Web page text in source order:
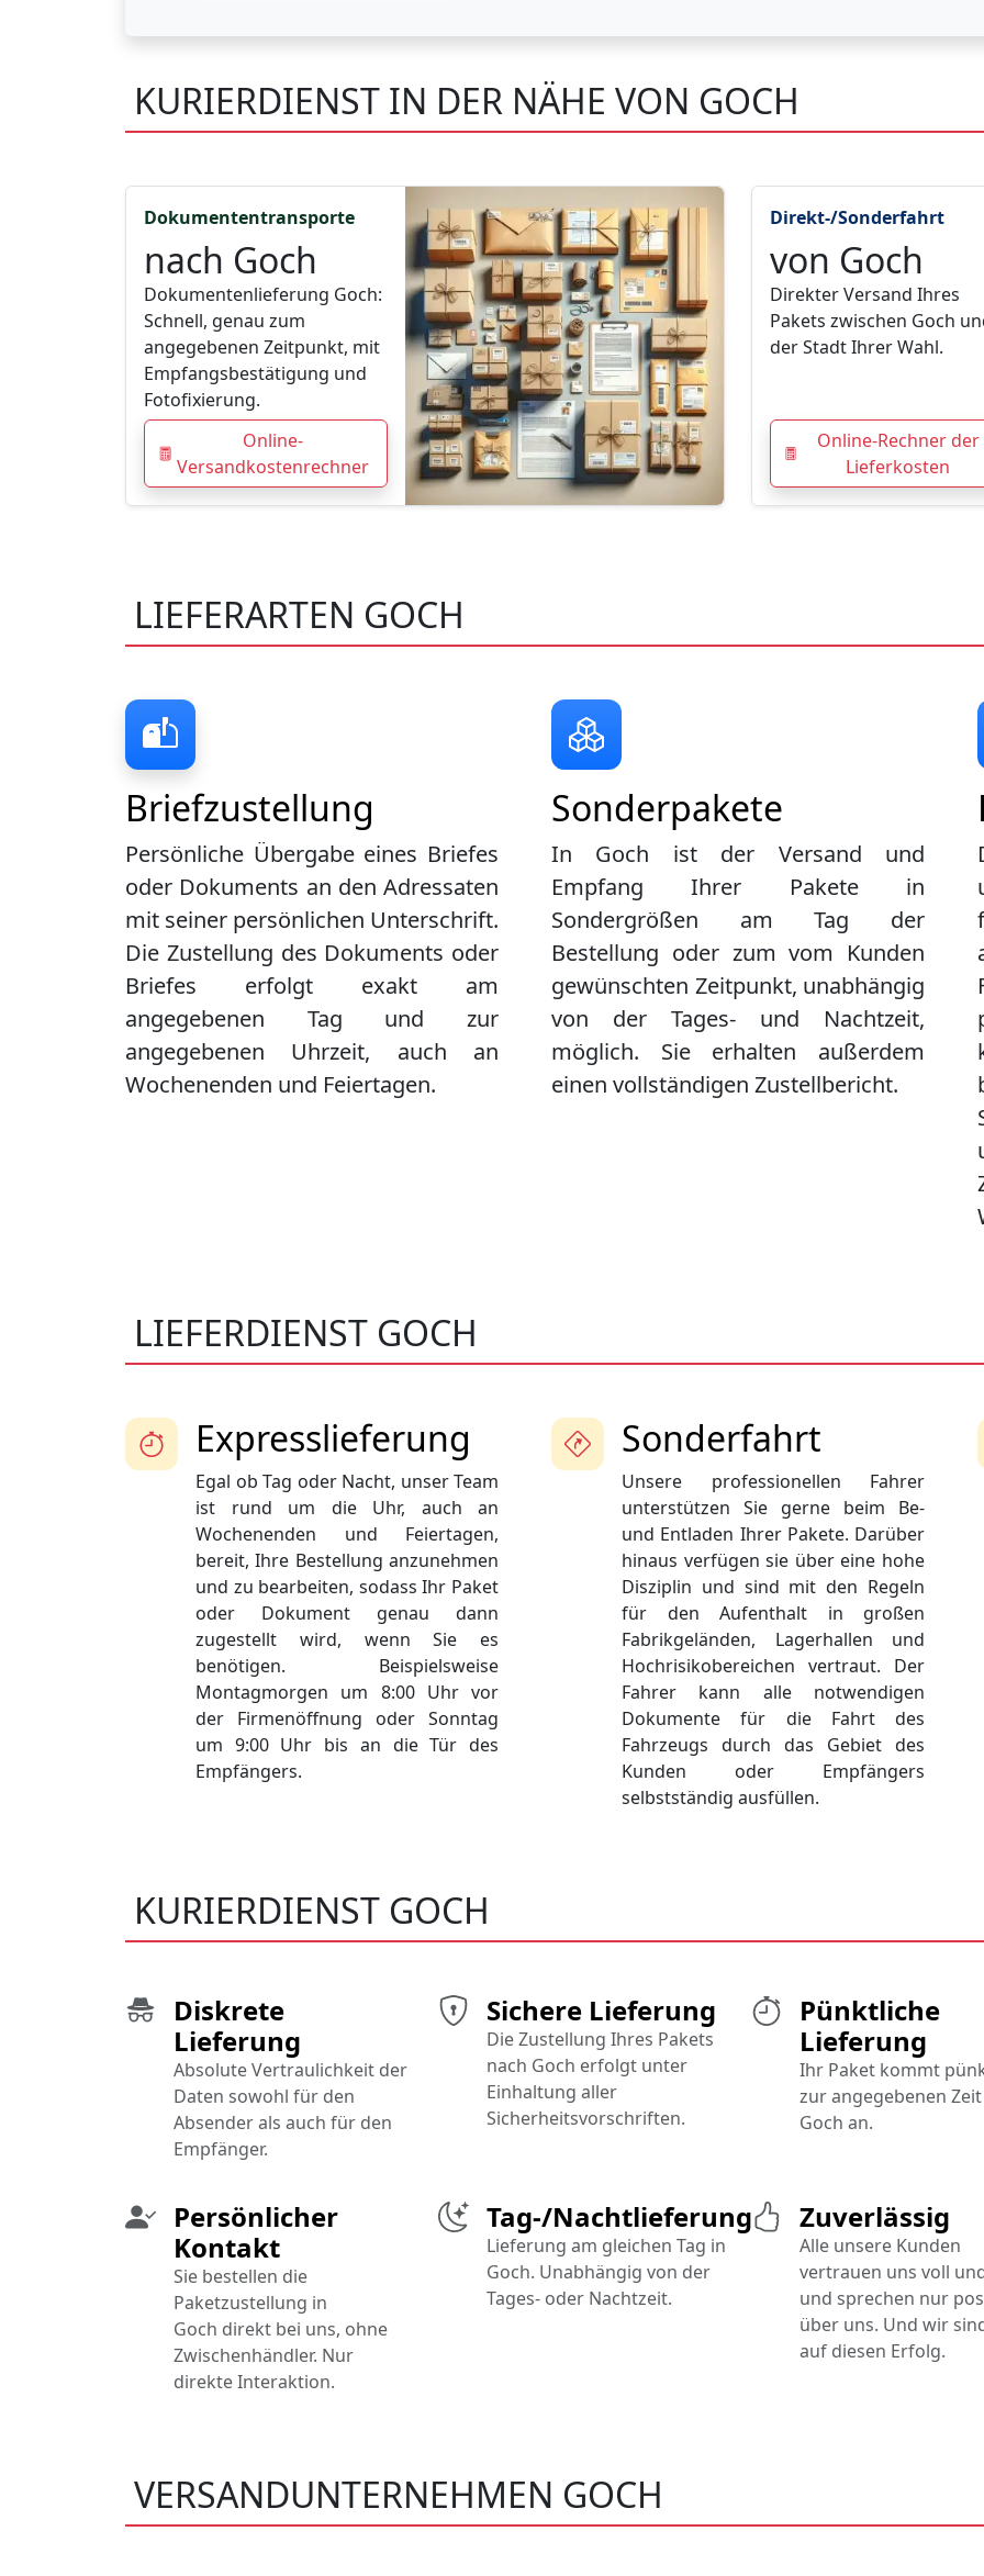
KURIERDIENST IN DER NÄHE VON GOCH
Direkt-/Sonderfahrt
von Goch
Direkter Versand Ihres
Pakets zwischen Goch
der Stadt Ihrer Wahl.
Online-Rechner der
Lieferkosten
Dokumententransporte
nach Goch
Dokumentenlieferung Goch:
Schnell, genau zum
angegebenen Zeitpunkt, mit
Empfangsbestätigung und
Fotofixierung.
Online-
Versandkostenrechner
LIEFERARTEN GOCH
Briefzustellung
Persönliche Übergabe eines Briefes
oder Dokuments an den Adressaten
mit seiner persönlichen Unterschrift.
Die Zustellung des Dokuments oder
Briefes erfolgt exakt am
angegebenen Tag und zur
angegebenen Uhrzeit, auch an
Wochenenden und Feiertagen.
Sonderpakete
In Goch ist der Versand und
Empfang Ihrer Pakete in
Sondergrößen am Tag der
Bestellung oder zum vom Kunden
gewünschten Zeitpunkt, unabhängig
von der Tages- und Nachtzeit,
möglich. Sie erhalten außerdem
einen vollständigen Zustellbericht.
LIEFERDIENST GOCH
Sonderfahrt
Unsere professionellen Fahrer
unterstützen Sie gerne beim Be-
und Entladen Ihrer Pakete. Darüber
hinaus verfügen sie über eine hohe
Disziplin und sind mit den Regeln
für den Aufenthalt in großen
Fabrikgeländen, Lagerhallen und
Hochrisikobereichen vertraut. Der
Fahrer kann alle notwendigen
Dokumente für die Fahrt des
Fahrzeugs durch das Gebiet des
Kunden oder Empfängers
selbstständig ausfüllen.
Expresslieferung
Egal ob Tag oder Nacht, unser Team
ist rund um die Uhr, auch an
Wochenenden und Feiertagen,
bereit, Ihre Bestellung anzunehmen
und zu bearbeiten, sodass Ihr Paket
oder Dokument genau dann
zugestellt wird, wenn Sie es
benötigen. Beispielsweise
Montagmorgen um 8:00 Uhr vor
der Firmenöffnung oder Sonntag
um 9:00 Uhr bis an die Tür des
Empfängers.
KURIERDIENST GOCH
Pünktliche
Lieferung
Ihr Paket kommt
zur angegebenen
Goch an.
Sichere Lieferung
Die Zustellung Ihres Pakets
nach Goch erfolgt unter
Einhaltung aller
Sicherheitsvorschriften.
Diskrete
Lieferung
Absolute Vertraulichkeit der
Daten sowohl für den
Absender als auch für den
Empfänger.
Tag-/Nachtlieferung
Lieferung am gleichen Tag in
Goch. Unabhängig von der
Tages- oder Nachtzeit.
Persönlicher
Kontakt
Sie bestellen die
Paketzustellung in
Goch direkt bei uns, ohne
Zwischenhändler. Nur
direkte Interaktion.
Zuverlässig
Alle unsere Kunden
vertrauen uns voll
und sprechen nur
über uns. Und wir
auf diesen Erfolg.
VERSANDUNTERNEHMEN GOCH